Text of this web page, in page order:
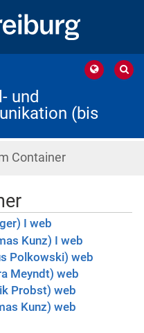
und
(bis
Container
I web
Kunz) I web
Polkowski) web
Meyndt) web
Probst) web
Kunz) web